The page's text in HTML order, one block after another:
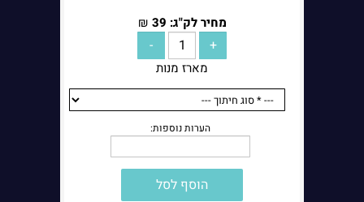
מחיר לק"ג: 39
₪
מארז מנות
הוסף לסל